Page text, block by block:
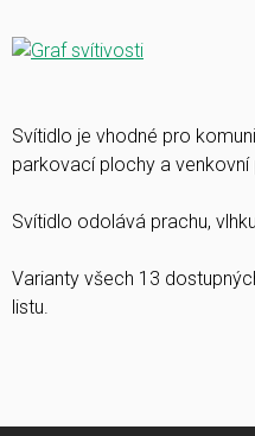
Svítidlo je vhodné pro
parkovací plochy a venkovní
Svítidlo odolává prachu,
Varianty všech 13
listu.